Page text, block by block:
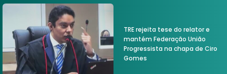
TRE rejeita tese do relator e
mantém Federação União
Progressista na chapa de Ciro
Gomes